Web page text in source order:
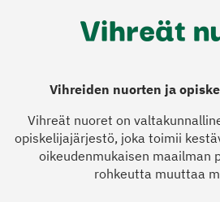
Vihreiden nuorten ja
Vihreät nuoret on
opiskelijajärjestö, joka toimii
oikeudenmukaisen maailman
rohkeutta muuttaa